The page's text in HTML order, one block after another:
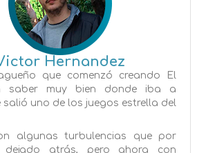
Hernandez
que comenzó creando El
saber muy bien donde iba a
salió uno de los juegos estrella del
algunas turbulencias que por
dejado atrás, pero ahora con